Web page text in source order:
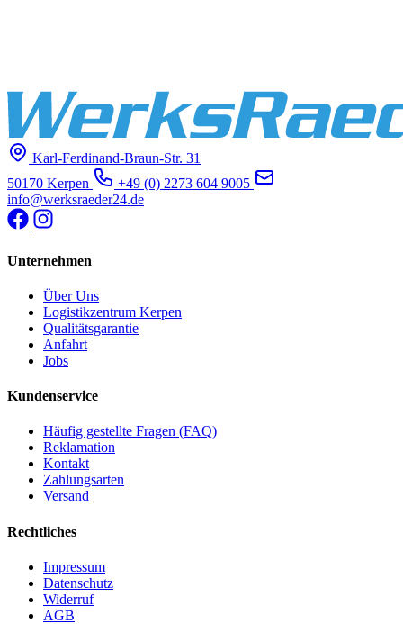
Karl-Ferdinand-Braun-Str. 31
50170 Kerpen
+49 (0) 2273 604 9005
info@werksraeder24.de
Unternehmen
Über Uns
Logistikzentrum Kerpen
Qualitätsgarantie
Anfahrt
Jobs
Kundenservice
Häufig gestellte Fragen (FAQ)
Reklamation
Kontakt
Zahlungsarten
Versand
Rechtliches
Impressum
Datenschutz
Widerruf
AGB